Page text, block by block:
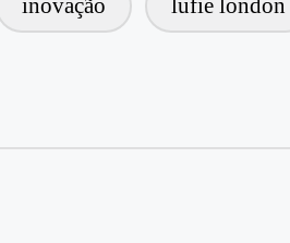
inovação lufie london